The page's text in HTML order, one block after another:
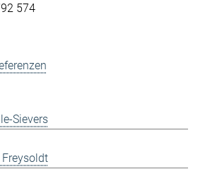
574
Sievers
Freysoldt